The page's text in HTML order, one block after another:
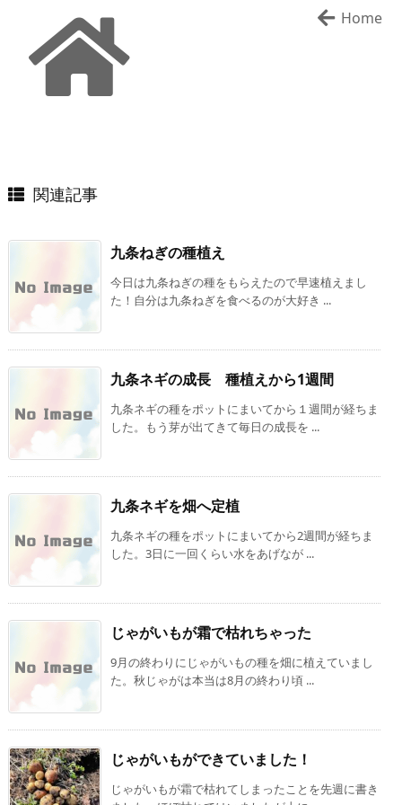
Home
関連記事
九条ねぎの種植え
今日は九条ねぎの種をもらえたので早速植えまし
た！自分は九条ねぎを食べるのが大好き ...
九条ネギの成長 種植えから1週間
九条ネギの種をポットにまいてから１週間が経ちま
した。もう芽が出てきて毎日の成長を ...
九条ネギを畑へ定植
九条ネギの種をポットにまいてから2週間が経ちま
した。3日に一回くらい水をあげなが ...
じゃがいもが霜で枯れちゃった
9月の終わりにじゃがいもの種を畑に植えていまし
た。秋じゃがは本当は8月の終わり頃 ...
じゃがいもができていました！
じゃがいもが霜で枯れてしまったことを先週に書き